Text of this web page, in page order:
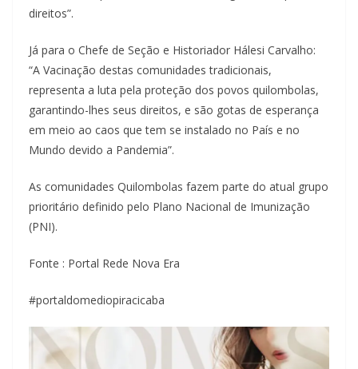
direitos”.
Já para o Chefe de Seção e Historiador Hálesi Carvalho:
“A Vacinação destas comunidades tradicionais,
representa a luta pela proteção dos povos quilombolas,
garantindo-lhes seus direitos, e são gotas de esperança
em meio ao caos que tem se instalado no País e no
Mundo devido a Pandemia”.
As comunidades Quilombolas fazem parte do atual grupo
prioritário definido pelo Plano Nacional de Imunização
(PNI).
Fonte : Portal Rede Nova Era
#portaldomediopiracicaba